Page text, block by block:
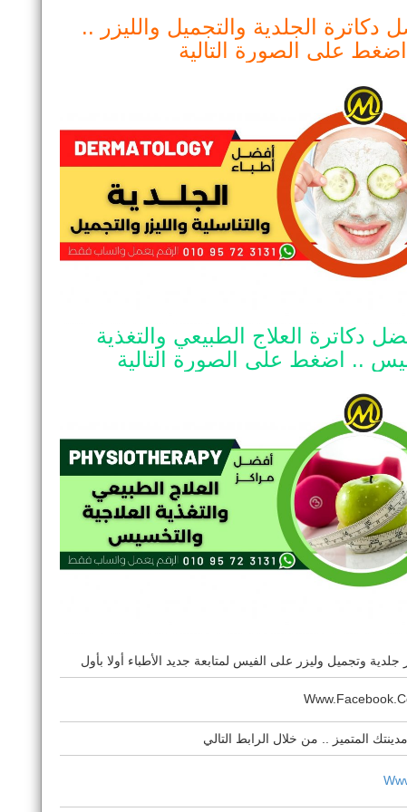
دكاترة الجلدية والتجميل والليزر ..
اضغط على الصورة التالية
دكاترة العلاج الطبيعي والتغذية
.. اضغط على الصورة التالية
وتجميل وليزر على الفيس لمتابعة جديد الأطباء أولا بأول
المتميز .. من خلال الرابط التالي